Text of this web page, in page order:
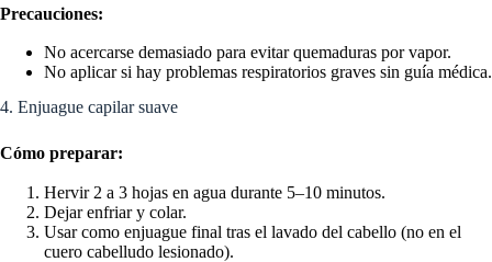
Precauciones:
No acercarse demasiado para evitar quemaduras por vapor.
No aplicar si hay problemas respiratorios graves sin guía médica.
4. Enjuague capilar suave
Cómo preparar:
Hervir 2 a 3 hojas en agua durante 5–10 minutos.
Dejar enfriar y colar.
Usar como enjuague final tras el lavado del cabello (no en el
cuero cabelludo lesionado).